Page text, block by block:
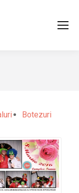
Botezuri